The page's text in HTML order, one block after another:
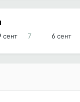
сент 7 6 сент